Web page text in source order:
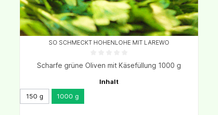
SO SCHMECKT HOHENLOHE MIT LAREWO
Scharfe grüne Oliven mit Käsefüllung 1000 g
Inhalt
150 g
1000 g